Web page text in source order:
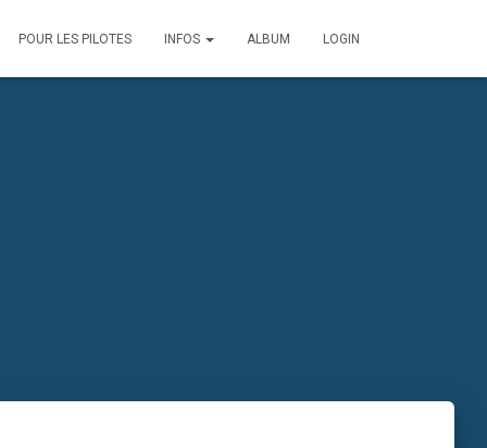
POUR LES PILOTES INFOS ALBUM LOGIN